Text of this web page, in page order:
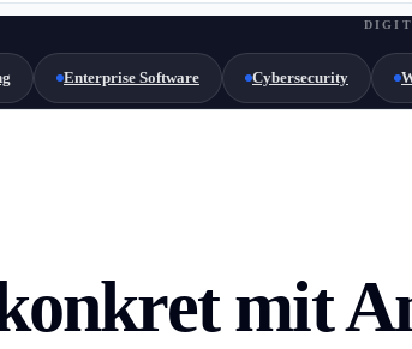
Enterprise Software Cybersecurity
mit